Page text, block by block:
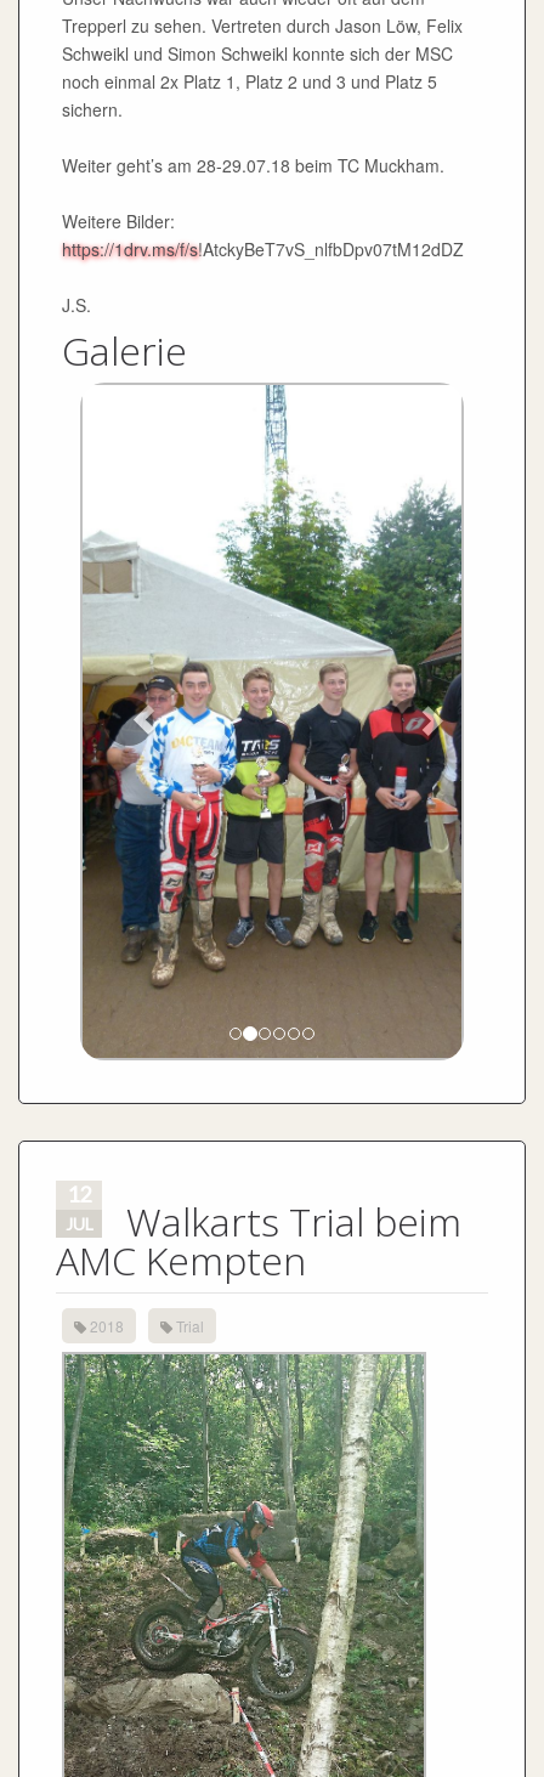
Trepperl zu sehen. Vertreten durch Jason Löw, Felix
Schweikl und Simon Schweikl konnte sich der MSC
noch einmal 2x Platz 1, Platz 2 und 3 und Platz 5
sichern.
Weiter geht’s am 28-29.07.18 beim TC Muckham.
Weitere Bilder:
https://1drv.ms/f/s!AtckyBeT7vS_nlfbDpv07tM12dDZ
J.S.
Galerie
12
JUL Walkarts Trial beim
AMC Kempten
2018 Trial